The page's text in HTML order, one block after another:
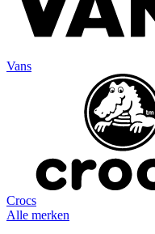
Vans
Crocs
Alle merken